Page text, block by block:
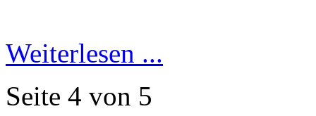
Weiterlesen ...
Seite 4 von 5